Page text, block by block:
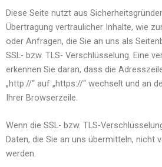
Diese Seite nutzt aus
Übertragung vertraulicher Inhalte, wie
oder Anfragen, die Sie an uns als
SSL- bzw. TLS- Verschlüsselung. Eine
erkennen Sie daran, dass die
„http://“ auf „https://“ wechselt und an
Ihrer Browserzeile.
Wenn die SSL- bzw. TLS-
Daten, die Sie an uns übermitteln, nicht
werden.